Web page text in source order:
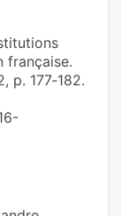
française.
p. 177‑182.